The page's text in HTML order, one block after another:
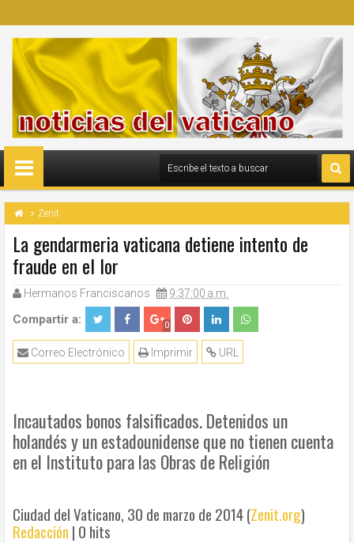
Zenit
La gendarmeria vaticana detiene intento de
fraude en el Ior
Hermanos Franciscanos 9:37:00 a.m.
Compartir a: 0
URL
Imprimir
Correo Electrónico
Incautados bonos falsificados. Detenidos un
holandés y un estadounidense que no tienen cuenta
en el Instituto para las Obras de Religión
Ciudad del Vaticano, 30 de marzo de 2014 (Zenit.org)
Redacción | 0 hits